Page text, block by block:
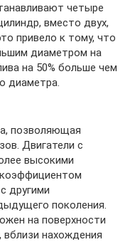
четыре
вместо двух,
привело к тому, что
диаметром на
на 50% больше чем
диаметра.
позволяющая
Двигатели с
высокими
другими
поколения.
на поверхности
вблизи нахождения